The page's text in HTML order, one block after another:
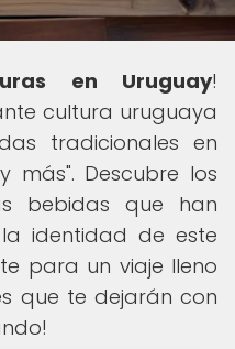
en Uruguay!
cultura uruguaya
tradicionales en
más". Descubre los
bebidas que han
identidad de este
para un viaje lleno
que te dejarán con